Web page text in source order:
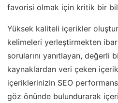
favorisi olmak için kritik bir
Yüksek kaliteli içerikler
kelimeleri yerleştirmekten
sorularını yanıtlayan, değerli
kaynaklardan veri çeken
içeriklerinizin SEO
göz önünde bulundurarak